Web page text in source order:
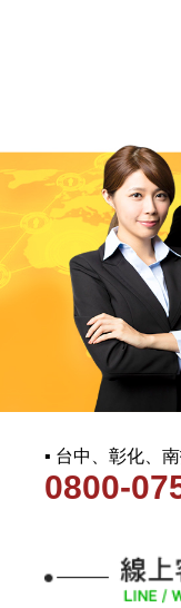
▪ 台中、彰化、
0800-